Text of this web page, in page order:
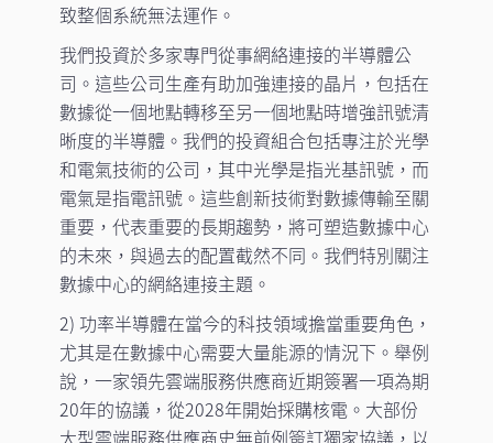
致整個系統無法運作。
我們投資於多家專門從事網絡連接的半導體公
司。這些公司生產有助加強連接的晶片，包括在
數據從一個地點轉移至另一個地點時增強訊號清
晰度的半導體。我們的投資組合包括專注於光學
和電氣技術的公司，其中光學是指光基訊號，而
電氣是指電訊號。這些創新技術對數據傳輸至關
重要，代表重要的長期趨勢，將可塑造數據中心
的未來，與過去的配置截然不同。我們特別關注
數據中心的網絡連接主題。
2) 功率半導體在當今的科技領域擔當重要角色，
尤其是在數據中心需要大量能源的情況下。舉例
說，一家領先雲端服務供應商近期簽署一項為期
20年的協議，從2028年開始採購核電。大部份
大型雲端服務供應商史無前例簽訂獨家協議，以